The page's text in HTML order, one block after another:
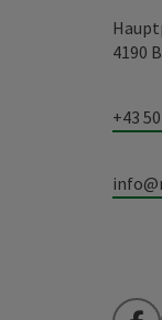
4190
+43